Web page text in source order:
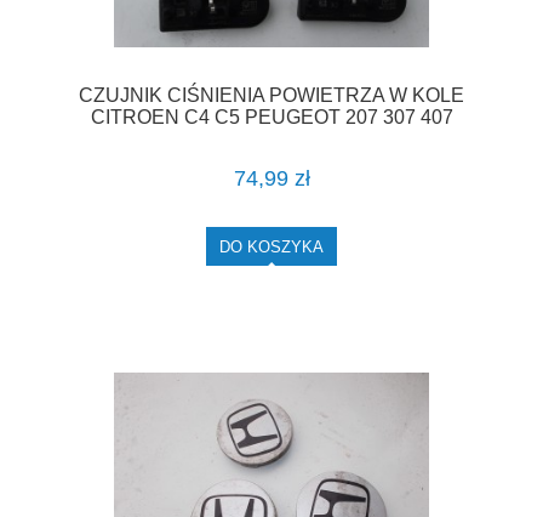
CZUJNIK CIŚNIENIA POWIETRZA W KOLE
CITROEN C4 C5 PEUGEOT 207 307 407
74,99 zł
DO KOSZYKA